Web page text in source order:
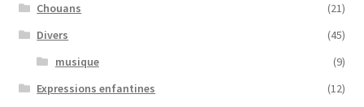
Chouans
(21)
Divers
(45)
musique
(9)
Expressions enfantines
(12)